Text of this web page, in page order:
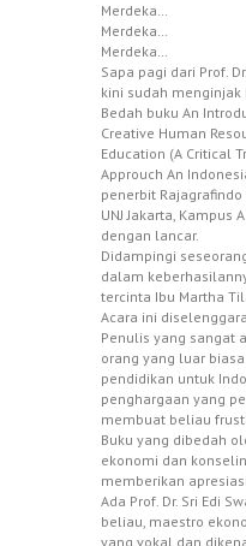
Merdeka…
Merdeka…
Merdeka…
Sapa pagi dari Prof.
kini sudah menginjak
Bedah buku An
Creative Human
Education (A Critical
Approuch An
penerbit Rajagrafindo
UNJ Jakarta,
dengan lancar.
Didampingi
dalam
tercinta Ibu Martha
Acara ini
Penulis yang sangat
orang yang luar
pendidikan untuk
penghargaan yang
membuat beliau
Buku yang dibedah
ekonomi dan
memberikan
Ada Prof. Dr. Sri Edi
beliau, maestro
yang vokal dan